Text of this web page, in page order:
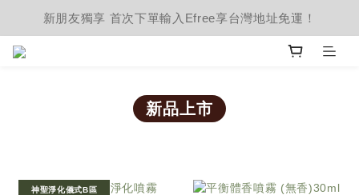
新朋友獨享 首次下單輸入Efree享台灣地址免運！
新品上市
神聖淨化儀式B區